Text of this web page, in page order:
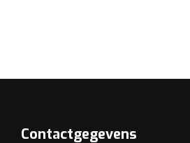
Contactgegevens